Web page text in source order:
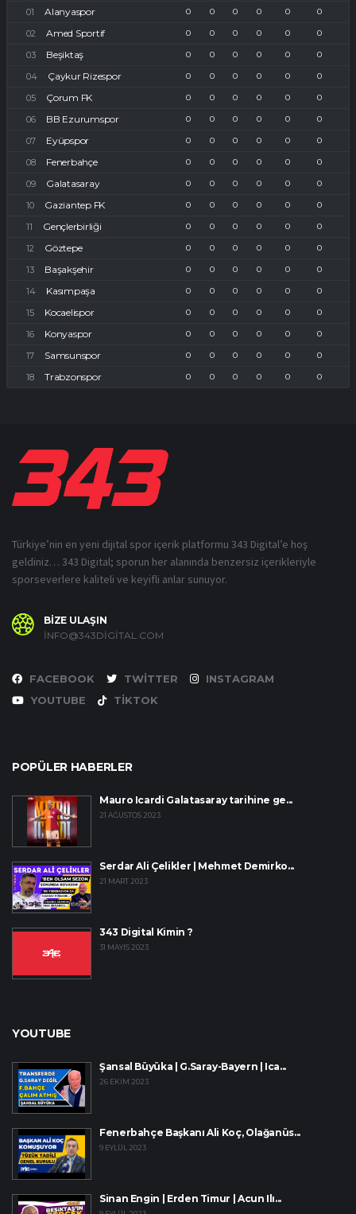
Alanyaspor 0 0 0 0 0 0
Amed Sportif 0 0 0 0 0 0
Beşiktaş 0 0 0 0 0 0
Çaykur Rizespor 0 0 0 0 0 0
Çorum FK 0 0 0 0 0 0
BB Ezurumspor 0 0 0 0 0 0
Eyüpspor 0 0 0 0 0 0
Fenerbahçe 0 0 0 0 0 0
Galatasaray 0 0 0 0 0 0
Gaziantep FK 0 0 0 0 0 0
Gençlerbirliği 0 0 0 0 0 0
Göztepe 0 0 0 0 0 0
Başakşehir 0 0 0 0 0 0
Kasımpaşa 0 0 0 0 0 0
Kocaelispor 0 0 0 0 0 0
Konyaspor 0 0 0 0 0 0
Samsunspor 0 0 0 0 0 0
Trabzonspor 0 0 0 0 0 0
Türkiye’nin en yeni dijital spor içerik platformu 343 Digital’e hoş
geldiniz… 343 Digital; sporun her alanında benzersiz içerikleriyle
sporseverlere kaliteli ve keyifli anlar sunuyor.
BİZE ULAŞIN
INFO@343DIGITAL.COM
FACEBOOK TWITTER
INSTAGRAM
YOUTUBE
TIKTOK
POPÜLER HABERLER
Mauro Icardi Galatasaray tarihine ge...
21 AĞUSTOS 2023
Serdar Ali Çelikler | Mehmet Demirko...
21 MART 2023
343 Digital Kimin ?
31 MAYIS 2023
YOUTUBE
Şansal Büyüka | G.Saray-Bayern | Ica...
26 EKIM 2023
Fenerbahçe Başkanı Ali Koç, Olağanüs...
9 EYLÜL 2023
Sinan Engin | Erden Timur | Acun Ilı...